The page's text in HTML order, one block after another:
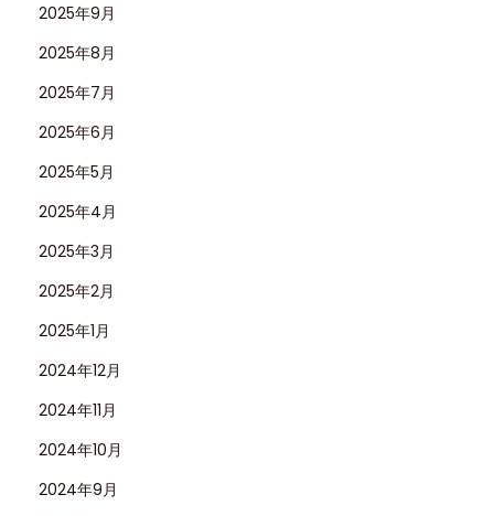
2025年9月
2025年8月
2025年7月
2025年6月
2025年5月
2025年4月
2025年3月
2025年2月
2025年1月
2024年12月
2024年11月
2024年10月
2024年9月